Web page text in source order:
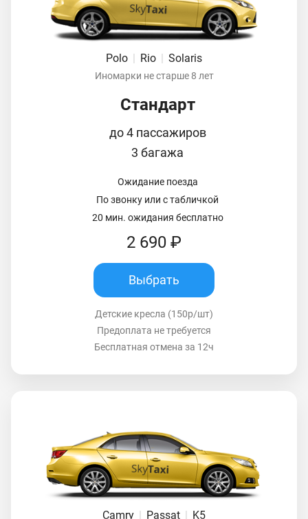
Polo | Rio | Solaris
Иномарки не старше 8 лет
Стандарт
до 4 пассажиров
3 багажа
Ожидание поезда
По звонку или с табличкой
20 мин. ожидания бесплатно
2 690 ₽
Выбрать
Детские кресла (150р/шт)
Предоплата не требуется
Бесплатная отмена за 12ч
Camry Passat K5